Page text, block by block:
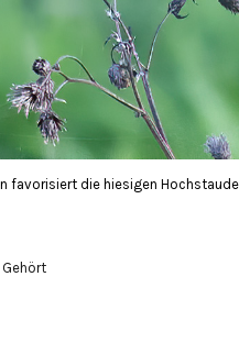
favorisiert die hiesigen
Gehört